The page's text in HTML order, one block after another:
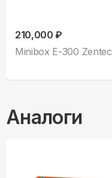
210,000 ₽
Minibox E-300 Zentec
Аналоги